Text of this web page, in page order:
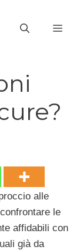
alle
le
affidabili con
già da